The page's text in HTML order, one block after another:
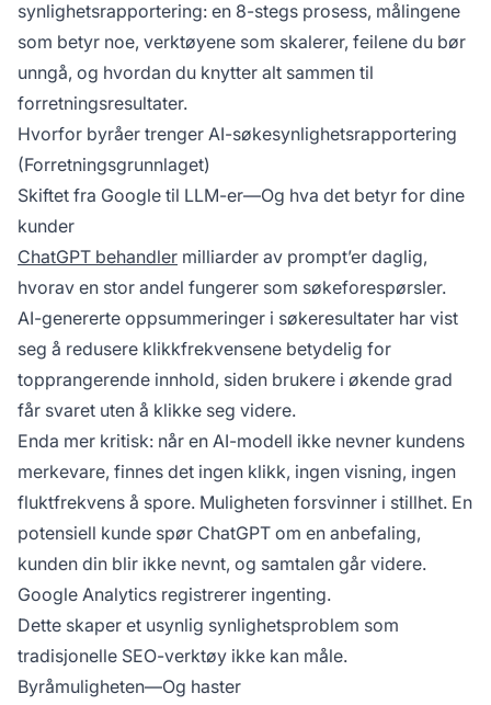
synlighetsrapportering: en 8-stegs prosess, målingene
som betyr noe, verktøyene som skalerer, feilene du bør
unngå, og hvordan du knytter alt sammen til
forretningsresultater.
Hvorfor byråer trenger AI-søkesynlighetsrapportering
(Forretningsgrunnlaget)
Skiftet fra Google til LLM-er—Og hva det betyr for dine
kunder
ChatGPT behandler milliarder av prompt’er daglig,
hvorav en stor andel fungerer som søkeforespørsler.
AI-genererte oppsummeringer i søkeresultater har vist
seg å redusere klikkfrekvensene betydelig for
topprangerende innhold, siden brukere i økende grad
får svaret uten å klikke seg videre.
Enda mer kritisk: når en AI-modell ikke nevner kundens
merkevare, finnes det ingen klikk, ingen visning, ingen
fluktfrekvens å spore. Muligheten forsvinner i stillhet. En
potensiell kunde spør ChatGPT om en anbefaling,
kunden din blir ikke nevnt, og samtalen går videre.
Google Analytics registrerer ingenting.
Dette skaper et usynlig synlighetsproblem som
tradisjonelle SEO-verktøy ikke kan måle.
Byråmuligheten—Og haster